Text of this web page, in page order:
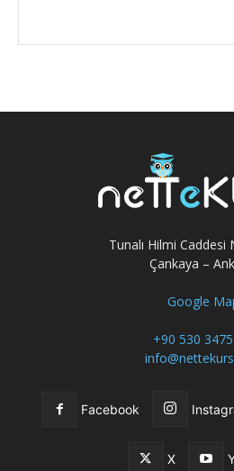
Tunalı Hilmi Caddesi
Çankaya –
Google
+90 530
Facebook
X